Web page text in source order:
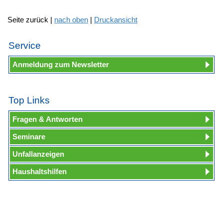
Seite zurück | nach oben | Druckansicht
Service
Anmeldung zum Newsletter
Top Links
Fragen & Antworten
Seminare
Unfallanzeigen
Haushaltshilfen